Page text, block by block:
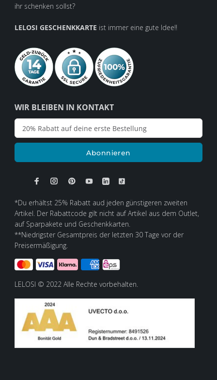
WIR BLEIBEN IN KONTAKT
Abonnieren
ihr schenken sollst?
LELOSI GESCHENKKARTE ist immer eine gute Idee!!
*Du erhältst 25% Rabatt aud jeden günstigeren zweiten
Artikel. Der Rabattcode gilt nicht auf Artikel aus dem Outlet,
auf Sparpakete und Geschenkkarten.
**Niedrigster Gesamtpreis der letzten 30 Tage vor der
Preisermäßigung.
LELOSI © 2022 Alle Rechte vorbehalten.